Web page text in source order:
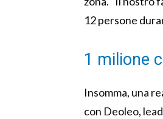
12 persone
1 milione
Insomma, una
con Deoleo,